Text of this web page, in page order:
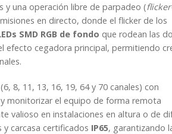
y una operación libre de parpadeo (
en directo, donde el flicker de los
SMD RGB de fondo que rodean las
efecto cegadora principal, permitiendo
8, 11, 13, 16, 19, 64 y 70 canales) con
monitorizar el equipo de forma remota
valioso en instalaciones en altura o de
y carcasa certificados IP65, garantizando